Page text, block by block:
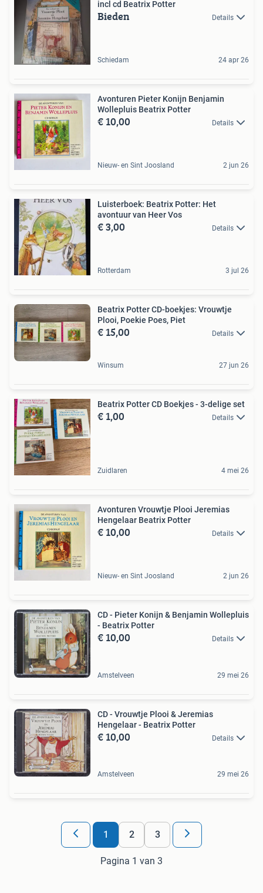
incl cd Beatrix Potter
Bieden Details
Schiedam 24 apr 26
Avonturen Pieter Konijn Benjamin
Wollepluis Beatrix Potter
€ 10,00 Details
Nieuw- en Sint Joosland 2 jun 26
Luisterboek: Beatrix Potter: Het
avontuur van Heer Vos
€ 3,00 Details
Rotterdam 3 jul 26
Beatrix Potter CD-boekjes: Vrouwtje
Plooi, Poekie Poes, Piet
€ 15,00 Details
Winsum 27 jun 26
Beatrix Potter CD Boekjes - 3-delige set
€ 1,00 Details
Zuidlaren 4 mei 26
Avonturen Vrouwtje Plooi Jeremias
Hengelaar Beatrix Potter
€ 10,00 Details
Nieuw- en Sint Joosland 2 jun 26
CD - Pieter Konijn & Benjamin Wollepluis
- Beatrix Potter
€ 10,00 Details
Amstelveen 29 mei 26
CD - Vrouwtje Plooi & Jeremias
Hengelaar - Beatrix Potter
€ 10,00 Details
Amstelveen 29 mei 26
1 2 3
Pagina 1 van 3